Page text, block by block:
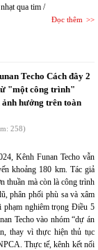
qua tim /
Đọc thêm
Techo Cách đây 2
"một công trình"
hưởng trên toàn
258)
Kênh Funan Techo vẫn
khoảng 180 km. Tác giả
thuần mà còn là công trình
phân phối phù sa và xâm
nghiêm trọng Điều 5
Techo vào nhóm “dự án
thay vì thực hiện thủ tục
Thực tế, kênh kết nối